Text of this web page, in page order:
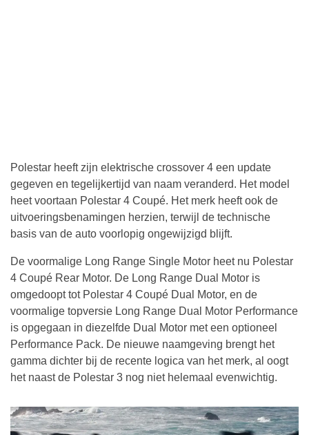
Polestar heeft zijn elektrische crossover 4 een update
gegeven en tegelijkertijd van naam veranderd. Het model
heet voortaan Polestar 4 Coupé. Het merk heeft ook de
uitvoeringsbenamingen herzien, terwijl de technische
basis van de auto voorlopig ongewijzigd blijft.
De voormalige Long Range Single Motor heet nu Polestar
4 Coupé Rear Motor. De Long Range Dual Motor is
omgedoopt tot Polestar 4 Coupé Dual Motor, en de
voormalige topversie Long Range Dual Motor Performance
is opgegaan in diezelfde Dual Motor met een optioneel
Performance Pack. De nieuwe naamgeving brengt het
gamma dichter bij de recente logica van het merk, al oogt
het naast de Polestar 3 nog niet helemaal evenwichtig.